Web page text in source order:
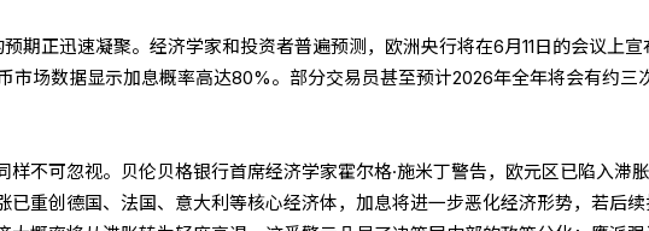
期正迅速凝聚。经济学家和投资者普遍预测，欧洲央行将在6月11日的会议上宣
市场数据显示加息概率高达80%。部分交易员甚至预计2026年全年将会有约三
样不可忽视。贝伦贝格银行首席经济学家霍尔格·施米丁警告，欧元区已陷入滞
已重创德国、法国、意大利等核心经济体，加息将进一步恶化经济形势，若后